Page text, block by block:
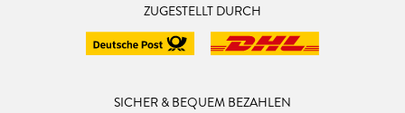
ZUGESTELLT DURCH
SICHER & BEQUEM BEZAHLEN